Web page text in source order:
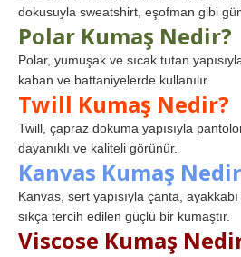
dokusuyla sweatshirt, eşofman gibi
Polar Kumaş Nedir?
Polar, yumuşak ve sıcak tutan
kaban ve battaniyelerde kullanılır.
Twill Kumaş Nedir?
Twill, çapraz dokuma yapısıyla
dayanıklı ve kaliteli görünür.
Kanvas Kumaş
Kanvas, sert yapısıyla çanta,
sıkça tercih edilen güçlü bir kumaştır.
Viscose Kumaş